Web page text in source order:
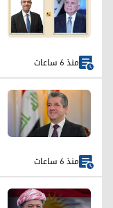
منذ 6 ساعات
منذ 6 ساعات